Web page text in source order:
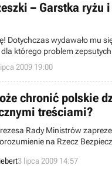
wstrząsającą
– Garstka ryżu
Dotychczas wydawało mu
którego problem
2009 19:00
chronić polskie
treściami?
Rady Ministrów
na Rzecz
„Kodeks Dobrych Praktyk
i Wideo w Polsce”.
3 lipca 2009 14:57